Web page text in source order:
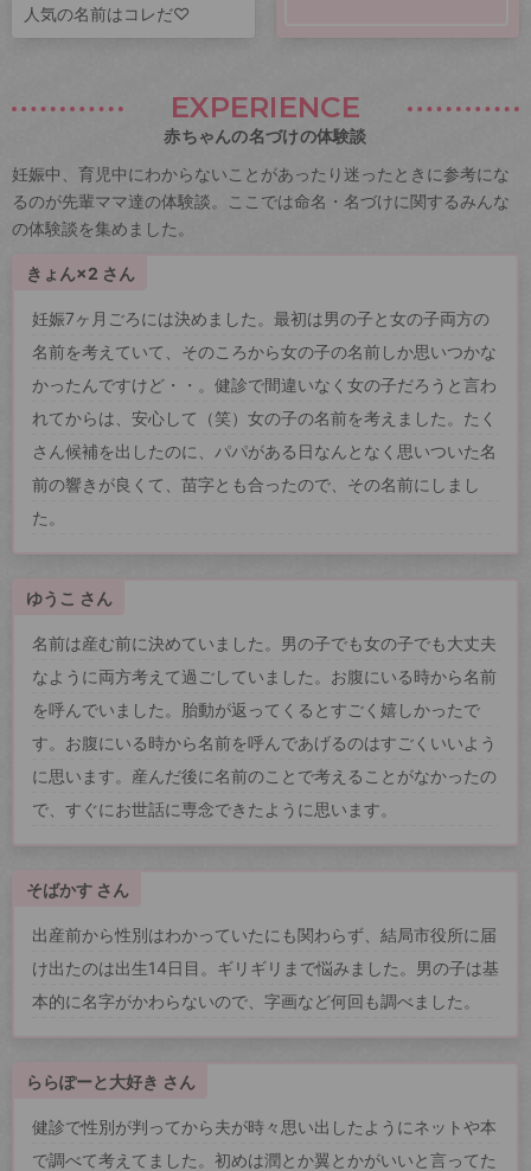
人気の名前はコレだ♡
EXPERIENCE
赤ちゃんの名づけの体験談
妊娠中、育児中にわからないことがあったり迷ったときに参考にな
るのが先輩ママ達の体験談。ここでは命名・名づけに関するみんな
の体験談を集めました。
きょん×2 さん
妊娠7ヶ月ごろには決めました。最初は男の子と女の子両方の
名前を考えていて、そのころから女の子の名前しか思いつかな
かったんですけど・・。健診で間違いなく女の子だろうと言わ
れてからは、安心して（笑）女の子の名前を考えました。たく
さん候補を出したのに、パパがある日なんとなく思いついた名
前の響きが良くて、苗字とも合ったので、その名前にしまし
た。
ゆうこ さん
名前は産む前に決めていました。男の子でも女の子でも大丈夫
なように両方考えて過ごしていました。お腹にいる時から名前
を呼んでいました。胎動が返ってくるとすごく嬉しかったで
す。お腹にいる時から名前を呼んであげるのはすごくいいよう
に思います。産んだ後に名前のことで考えることがなかったの
で、すぐにお世話に専念できたように思います。
そばかす さん
出産前から性別はわかっていたにも関わらず、結局市役所に届
け出たのは出生14日目。ギリギリまで悩みました。男の子は基
本的に名字がかわらないので、字画など何回も調べました。
ららぽーと大好き さん
健診で性別が判ってから夫が時々思い出したようにネットや本
で調べて考えてました。初めは潤とか翼とかがいいと言ってた